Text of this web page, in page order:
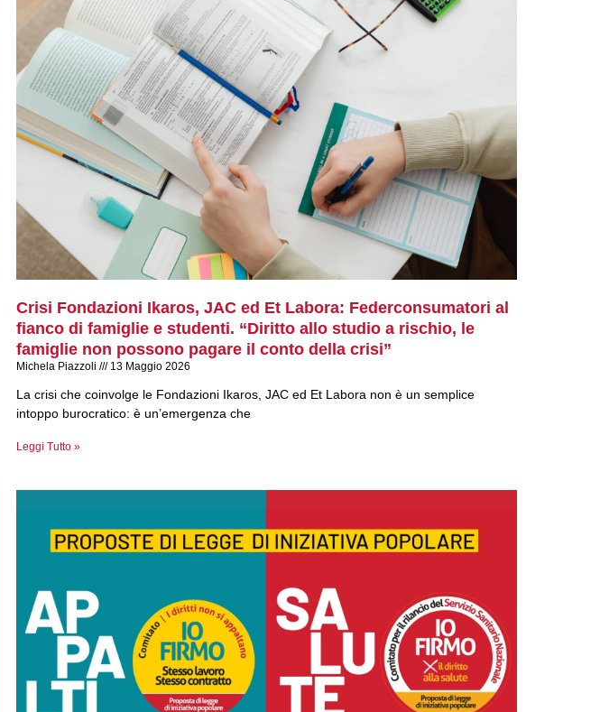
Crisi Fondazioni Ikaros, JAC ed Et Labora: Federconsumatori al
fianco di famiglie e studenti. “Diritto allo studio a rischio, le
famiglie non possono pagare il conto della crisi”
Michela Piazzoli 13 Maggio 2026
La crisi che coinvolge le Fondazioni Ikaros, JAC ed Et Labora non è un semplice
intoppo burocratico: è un’emergenza che
Leggi Tutto »
n
a
g
i
n
a
g
i
n
a